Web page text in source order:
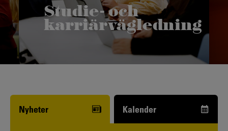
Studie- och
karriärvägledning
Funderar du på att börja studera? Våra
studie- och karriärvägledare kan hjälpa
Nyheter Kalender